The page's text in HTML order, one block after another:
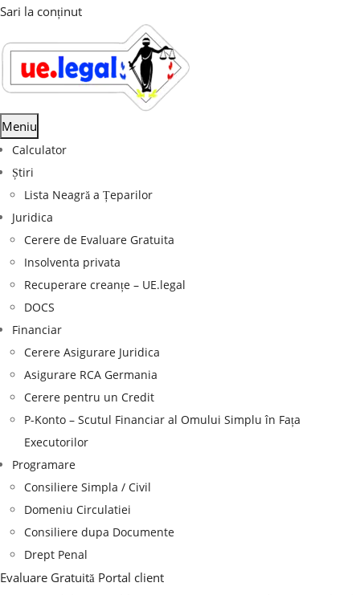
Sari la conținut
Meniu
Calculator
Știri
Lista Neagră a Țeparilor
Juridica
Cerere de Evaluare Gratuita
Insolventa privata
Recuperare creanțe – UE.legal
DOCS
Financiar
Cerere Asigurare Juridica
Asigurare RCA Germania
Cerere pentru un Credit
P-Konto – Scutul Financiar al Omului Simplu în Fața
Executorilor
Programare
Consiliere Simpla / Civil
Domeniu Circulatiei
Consiliere dupa Documente
Drept Penal
Evaluare Gratuită Portal client